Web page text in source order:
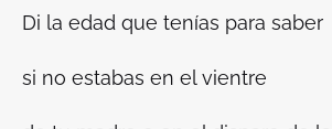
Di la edad que tenías para saber
si no estabas en el vientre